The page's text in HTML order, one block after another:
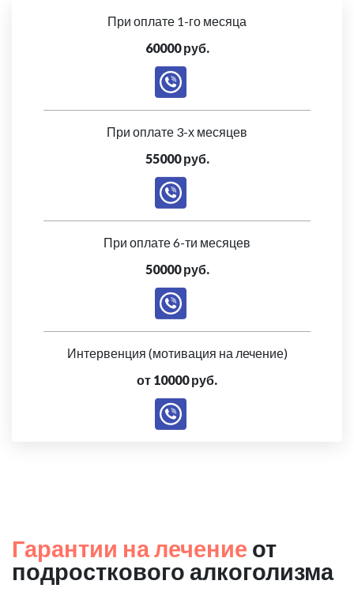
При оплате 1-го месяца
60000 руб.
При оплате 3-х месяцев
55000 руб.
При оплате 6-ти месяцев
50000 руб.
Интервенция (мотивация на лечение)
от 10000 руб.
Гарантии на лечение от
подросткового алкоголизма